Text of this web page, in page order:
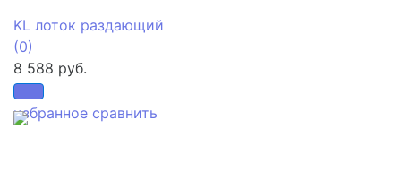
избранное сравнить
KL лоток раздающий
(0)
8 588 руб.